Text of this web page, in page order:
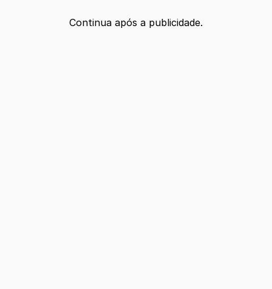
Continua após a publicidade.